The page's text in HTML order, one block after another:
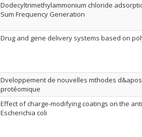
Dodecyltrimethylammonium chloride
Sum Frequency Generation
Drug and gene delivery systems based on
Dveloppement de nouvelles mthodes
protéomique
Effect of charge-modifying coatings on the
Escherichia coli